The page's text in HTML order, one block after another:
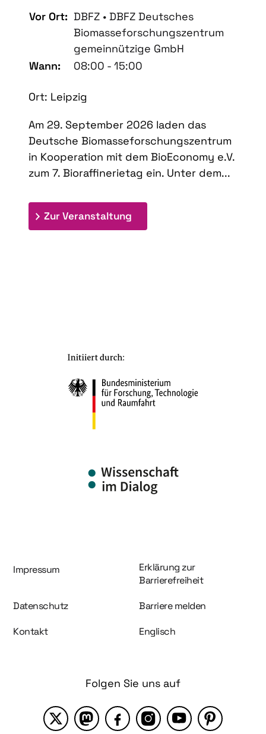
Vor Ort: DBFZ • DBFZ Deutsches
Biomasseforschungszentrum
gemeinnützige GmbH
Wann:
08:00 - 15:00
Ort: Leipzig
Am 29. September 2026 laden das
Deutsche Biomasseforschungszentrum
in Kooperation mit dem BioEconomy e.V.
zum 7. Bioraffinerietag ein. Unter dem...
Zur Veranstaltung
Information und Service
Impressum
Erklärung zur
Barrierefreiheit
Datenschutz Barriere melden
Kontakt Englisch
Folgen Sie uns auf